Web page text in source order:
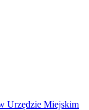
Urzędzie Miejskim